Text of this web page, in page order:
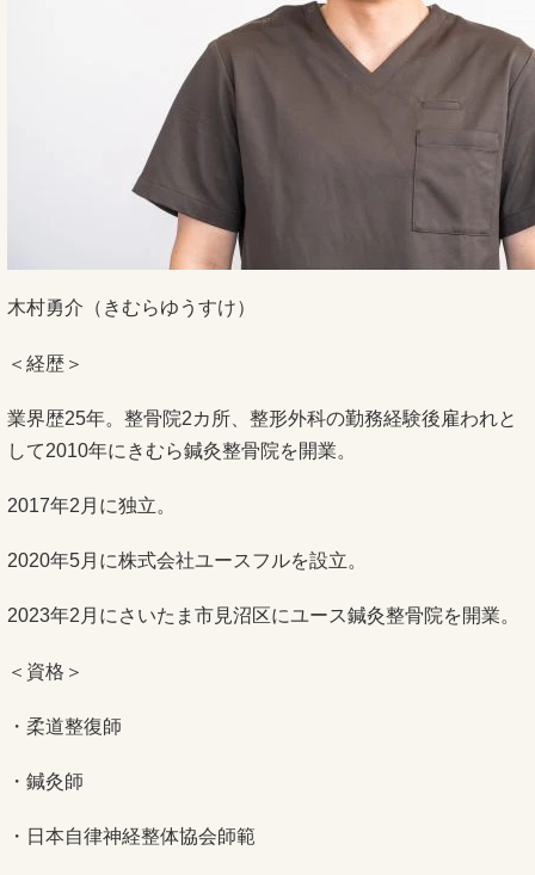
木村勇介（きむらゆうすけ）
＜経歴＞
業界歴25年。整骨院2カ所、整形外科の勤務経験後雇われと
して2010年にきむら鍼灸整骨院を開業。
2017年2月に独立。
2020年5月に株式会社ユースフルを設立。
2023年2月にさいたま市見沼区にユース鍼灸整骨院を開業。
＜資格＞
・柔道整復師
・鍼灸師
・日本自律神経整体協会師範